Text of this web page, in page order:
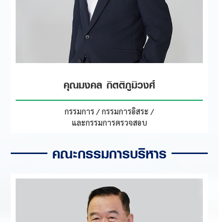
คุณมงคล กิตติภูมิวงศ์
กรรมการ / กรรมการอิสระ /
และกรรมการตรวจสอบ
คณะกรรมการบริหาร